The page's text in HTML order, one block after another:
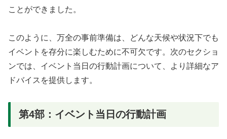
ことができました。
このように、万全の事前準備は、どんな天候や状況下でも
イベントを存分に楽しむために不可欠です。次のセクショ
ンでは、イベント当日の行動計画について、より詳細なア
ドバイスを提供します。
第4部：イベント当日の行動計画